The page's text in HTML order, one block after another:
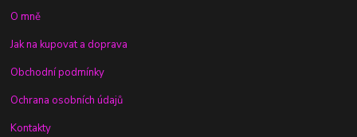
O mně
Jak na kupovat a doprava
Obchodní podmínky
Ochrana osobních údajů
Kontakty